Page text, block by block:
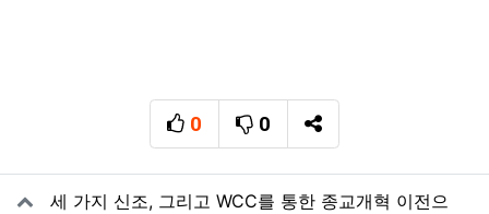
0
추천
0
비추천SNS 공유
관련자료세 가지 신조, 그리고 WCC를 통한 종교개혁 이전으